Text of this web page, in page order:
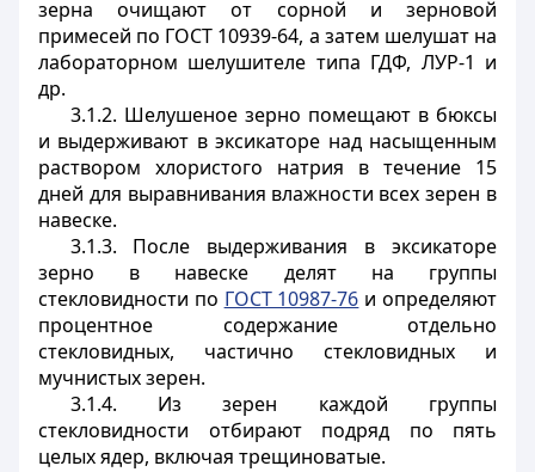
зерна очищают от сорной и зерновой
примесей по ГОСТ 10939-64, а затем шелушат на
лабораторном шелушителе типа ГДФ, ЛУР-1 и
др.
3.1.2. Шелушеное зерно помещают в бюксы
и выдерживают в эксикаторе над насыщенным
раствором хлористого натрия в течение 15
дней для выравнивания влажности всех зерен в
навеске.
3.1.3. После выдерживания в эксикаторе
зерно в навеске делят на группы
стекловидности по ГОСТ 10987-76 и определяют
процентное содержание отдельно
стекловидных, частично стекловидных и
мучнистых зерен.
3.1.4. Из зерен каждой группы
стекловидности отбирают подряд по пять
целых ядер, включая трещиноватые.